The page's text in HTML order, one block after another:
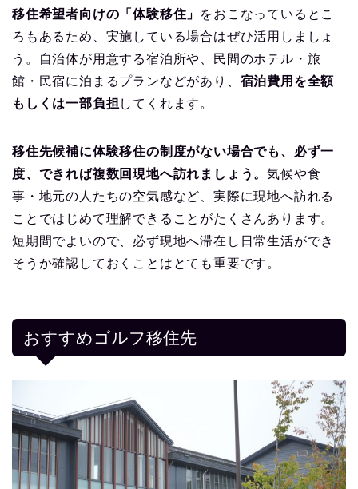
移住希望者向けの「体験移住」
をおこなっているとこ
ろもあるため、実施している場合はぜひ活用しましょ
う。自治体が用意する宿泊所や、民間のホテル・旅
館・民宿に泊まるプランなどがあり、 宿泊費用を全額
もしくは一部負担 してくれます。
移住先候補に体験移住の制度がない場合でも、必ず一
度、できれば複数回現地へ訪れましょう。気候や食
事・地元の人たちの空気感など、実際に現地へ訪れる
ことではじめて理解できることがたくさんあります。
短期間でよいので、必ず現地へ滞在し日常生活ができ
そうか確認しておくことはとても重要です。
おすすめゴルフ移住先